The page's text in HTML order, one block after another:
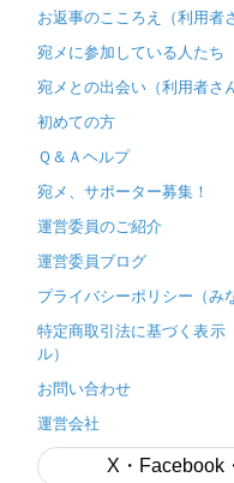
お返事のこころえ（利用者
宛メに参加している人たち
宛メとの出会い（利用者さ
初めての方
Ｑ＆Ａヘルプ
宛メ、サポーター募集！
運営委員のご紹介
運営委員ブログ
プライバシーポリシー（み
特定商取引法に基づく表示
ル）
お問い合わせ
運営会社
X・Facebook